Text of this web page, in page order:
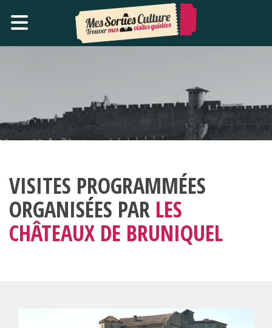
VISITES PROGRAMMÉES
ORGANISÉES PAR LES
CHÂTEAUX DE BRUNIQUEL